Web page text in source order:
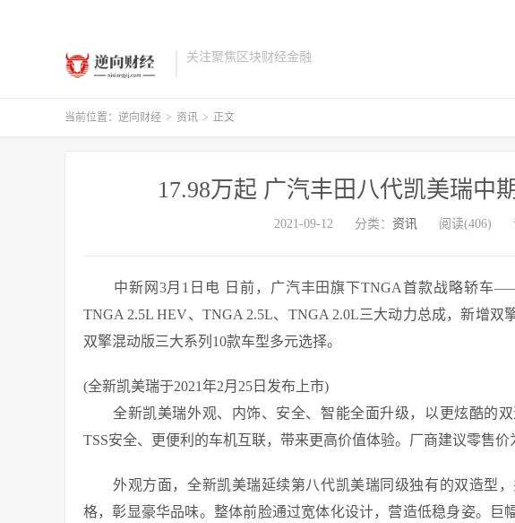
关注聚焦区块财经金融
当前位置： 逆向财经 > 资讯 > 正文
17.98万起 广汽丰田八代凯美瑞中
2021-09-12 分类： 资讯 阅读(406)
中新网3月1日电 日前，广汽丰田旗下TNGA首款战略轿车
TNGA 2.5L HEV、TNGA 2.5L、TNGA 2.0L三大动力总成，新增双
双擎混动版三大系列10款车型多元选择。
(全新凯美瑞于2021年2月25日发布上市)
全新凯美瑞外观、内饰、安全、智能全面升级，以更炫酷的双
TSS安全、更便利的车机互联，带来更高价值体验。厂商建议零售价
外观方面，全新凯美瑞延续第八代凯美瑞同级独有的双造型，
格，彰显豪华品味。整体前脸通过宽体化设计，营造低稳身姿。巨